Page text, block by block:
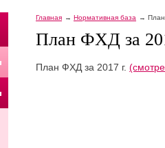
Главная Нормативная база
План ФХД за
План ФХД за 2017 г.